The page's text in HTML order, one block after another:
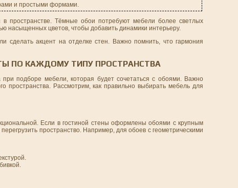
и простыми формами.
пространстве. Тёмные обои потребуют мебели более светлых
насыщенных цветов, чтобы добавить динамики интерьеру.
сделать акцент на отделке стен. Важно помнить, что гармония
ПО КАЖДОМУ ТИПУ ПРОСТРАНСТВА
подборе мебели, которая будет сочетаться с обоями. Важно
пространства. Рассмотрим, как правильно выбирать мебель для
Если в гостиной стены оформлены обоями с крупным
пространство. Например, для обоев с геометрическими